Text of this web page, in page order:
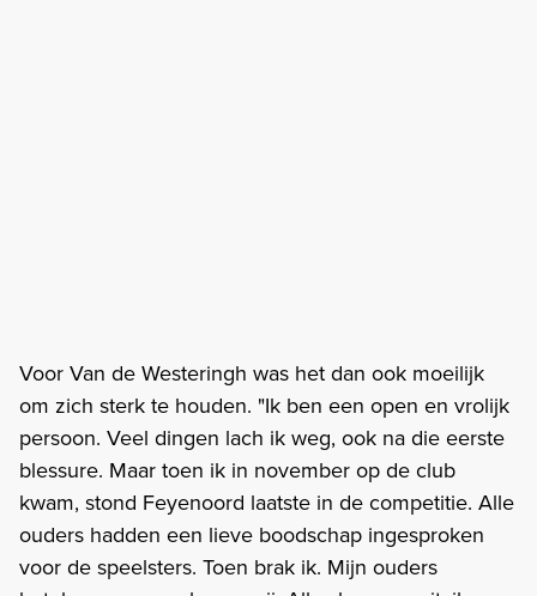
Voor Van de Westeringh was het dan ook moeilijk
om zich sterk te houden. "Ik ben een open en vrolijk
persoon. Veel dingen lach ik weg, ook na die eerste
blessure. Maar toen ik in november op de club
kwam, stond Feyenoord laatste in de competitie. Alle
ouders hadden een lieve boodschap ingesproken
voor de speelsters. Toen brak ik. Mijn ouders